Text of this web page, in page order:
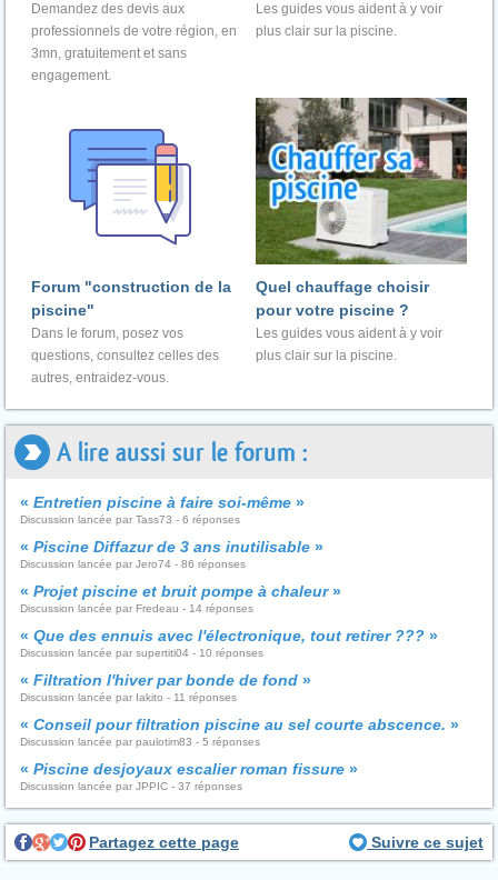
Demandez des devis aux
professionnels de votre région, en
3mn, gratuitement et sans
engagement.
Les guides vous aident à y voir
plus clair sur la piscine.
Forum "construction de la
piscine"
Dans le forum, posez vos
questions, consultez celles des
autres, entraidez-vous.
Quel chauffage choisir
pour votre piscine ?
Les guides vous aident à y voir
plus clair sur la piscine.
A lire aussi sur le forum :
« Entretien piscine à faire soi-même »
Discussion lancée par Tass73 - 6 réponses
« Piscine Diffazur de 3 ans inutilisable »
Discussion lancée par Jero74 - 86 réponses
« Projet piscine et bruit pompe à chaleur»
Discussion lancée par Fredeau - 14 réponses
« Que des ennuis avec l'électronique, tout retirer ??? »
Discussion lancée par supertiti04 - 10 réponses
« Filtration l'hiver par bonde de fond »
Discussion lancée par Iakito - 11 réponses
« Conseil pour filtration piscine au sel courte abscence. »
Discussion lancée par paulotim83 - 5 réponses
« Piscine desjoyaux escalier roman fissure »
Discussion lancée par JPPIC - 37 réponses
Partagez cette page Suivre ce sujet